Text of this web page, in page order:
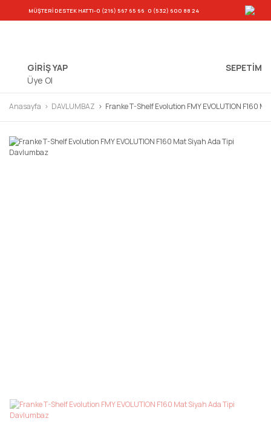
MÜŞTERİ DESTEK HATTI-0 (216) 567 65 66-0 (532) 600 88 24
GİRİŞ YAP
Üye Ol
SEPETIM
Anasayfa DAVLUMBAZ Franke T-Shelf Evolution FMY EVOLUTION F160